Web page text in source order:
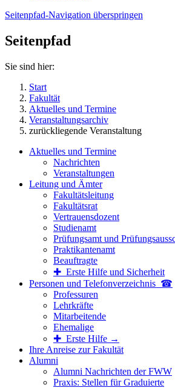
Seitenpfad-Navigation überspringen
Seitenpfad
Sie sind hier:
Start
Fakultät
Aktuelles und Termine
Veranstaltungsarchiv
zurückliegende Veranstaltung
Aktuelles und Termine
Nachrichten
Veranstaltungen
Leitung und Ämter
Fakultätsleitung
Fakultätsrat
Vertrauensdozent
Studienamt
Prüfungsamt und
Praktikantenamt
Beauftragte
✚ Erste Hilfe und Sicherheit
Personen und Telefon­verzeichnis ☎
Professuren
Lehrkräfte
Mitarbeitende
Ehemalige
✚ Erste Hilfe →
Ihre Anreise zur Fakultät
Alumni
Alumni Nachrichten der FWW
Praxis: Stellen für Graduierte